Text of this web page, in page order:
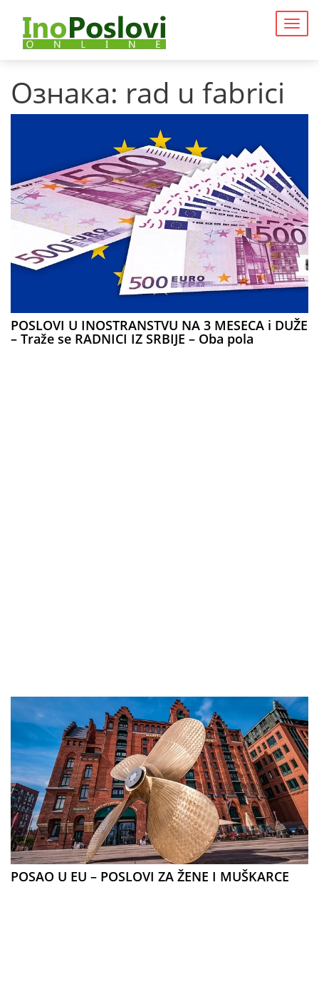
Ознака: rad u fabrici
POSLOVI U INOSTRANSTVU NA 3 MESECA i DUŽE
– Traže se RADNICI IZ SRBIJE – Oba pola
POSAO U EU – POSLOVI ZA ŽENE I MUŠKARCE